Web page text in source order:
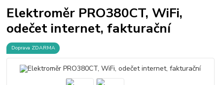
Elektroměr PRO380CT, WiFi,
odečet internet, fakturační
Doprava ZDARMA